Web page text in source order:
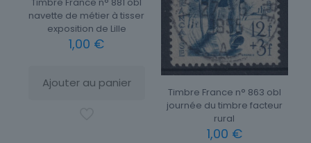
navette de métier à tisser
exposition de Lille
1,00 €
Ajouter au panier
Timbre France n° 863 obl
journée du timbre facteur
rural
1,00 €